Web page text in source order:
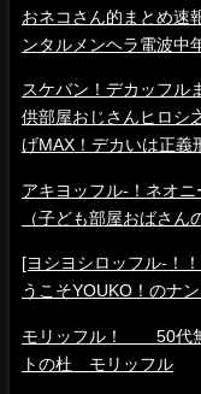
おネコさん的まとめ速
ンタルメンヘラ電波中
スケバン！デカッフル
供部屋おじさんヒロシ
げMAX！デカいは正義
アキヨッフル-！ネオニ
（子ども部屋おばさん
[ヨシヨシロッフル-！
うこそYOUKO！のナ
モリッフル！ 50代無
トの杜 モリッフル